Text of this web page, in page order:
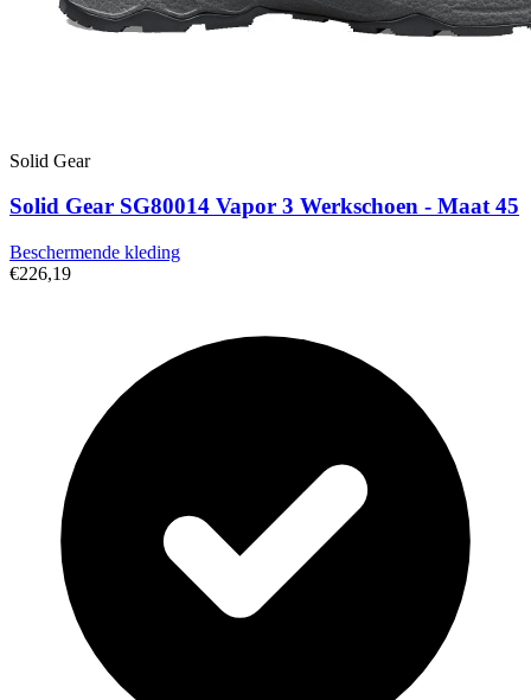
Solid Gear
Solid Gear SG80014 Vapor 3 Werkschoen - Maat 45
Beschermende kleding
€226,19